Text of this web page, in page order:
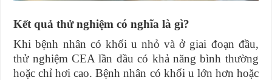
Kết quả thử nghiệm có nghĩa là gì?
Khi bệnh nhân có khối u nhỏ và ở giai đoạn đầu,
thử nghiệm CEA lần đầu có khả năng bình thường
hoặc chỉ hơi cao. Bệnh nhân có khối u lớn hơn hoặc